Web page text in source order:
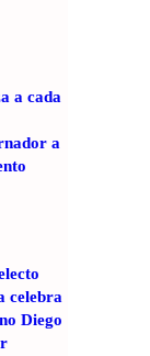
a cada
a
celebra
Diego